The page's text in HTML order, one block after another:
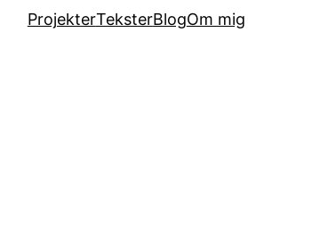
ProjekterTeksterBlogOm mig